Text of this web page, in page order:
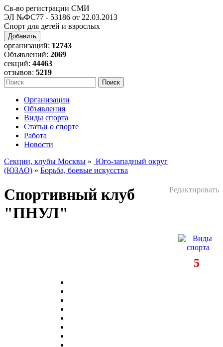
Св-во регистрации СМИ
ЭЛ №ФС77 - 53186 от 22.03.2013
Спорт для детей и взрослых
Добавить
организаций: 12743
Объявлений: 2069
секций: 44463
отзывов: 5219
Организации
Объявления
Виды спорта
Статьи о спорте
Работа
Новости
Секции, клубы Москвы » Юго-западный округ
(ЮЗАО) » Борьба, боевые искусства
Редактировать
Спортивный клуб
"ПНУЛ"
5